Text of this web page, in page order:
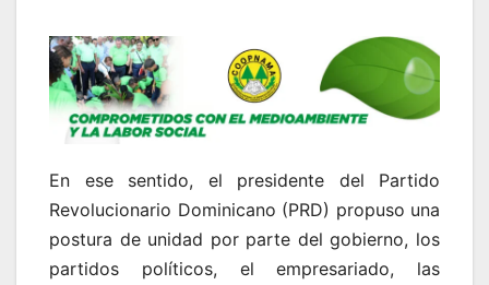
En ese sentido, el presidente del Partido
Revolucionario Dominicano (PRD) propuso una
postura de unidad por parte del gobierno, los
partidos políticos, el empresariado, las